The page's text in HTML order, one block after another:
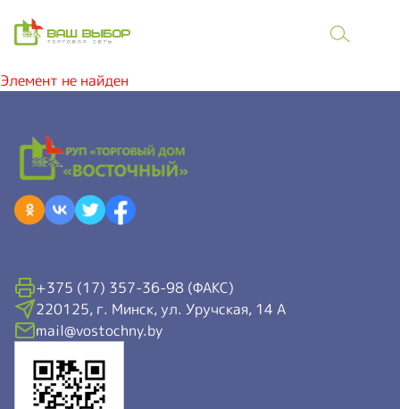
Элемент не найден
+375 (17) 357-36-98 (ФАКС)
220125, г. Минск, ул. Уручская, 14 А
mail@vostochny.by